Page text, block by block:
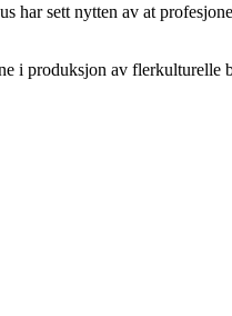
har sett nytten av at
i produksjon av flerkulturelle